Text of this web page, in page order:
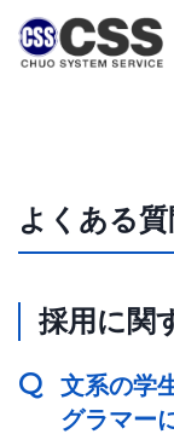
よくある質
採用に関
Q
文系の学
グラマー